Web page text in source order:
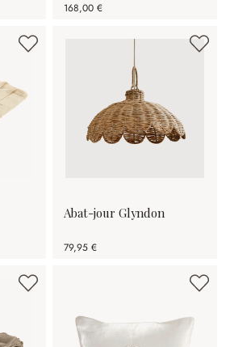
168,00 €
Abat-jour Glyndon
79,95 €